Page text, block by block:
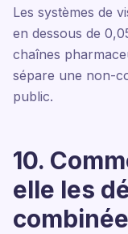
Les systèmes de
en dessous de
chaînes
sépare une non-
public.
10.
elle les